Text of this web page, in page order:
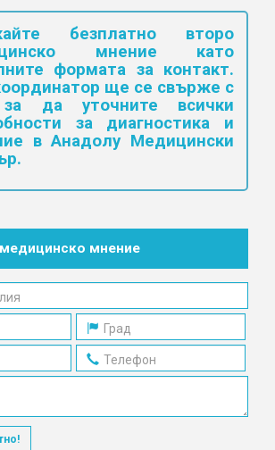
безплатно второ
мнение като
формата за контакт.
ще се свърже с
да уточните всички
за диагностика и
в Анадолу Медицински
мнение